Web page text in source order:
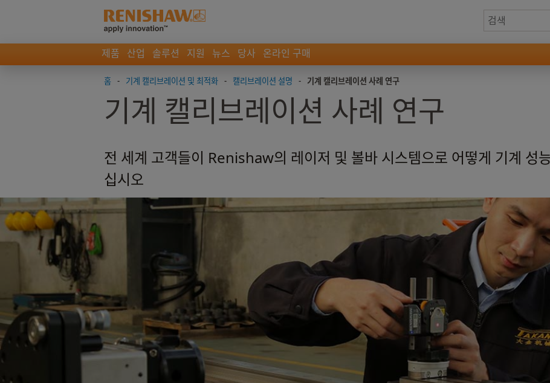
제품 산업 솔루션 지원 뉴스 당사 온라인 구매
홈 - 기계 캘리브레이션 및 최적화 - 캘리브레이션 설명 - 기계 캘리브레이션 사례 연구
기계 캘리브레이션 사례 연구
전 세계 고객들이 Renishaw의 레이저 및 볼바 시스템으로 어떻게 기계 성
십시오